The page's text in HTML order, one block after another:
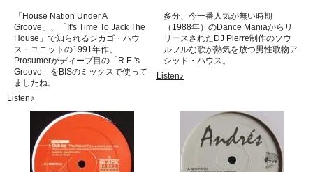
「House Nation Under A
Groove」、「It's Time To Jack The
House」で知られるシカゴ・ハウ
ス・ユニットの1991年作。
Prosumerがディープ目の「R.E.'s
Groove」をBISのミックスで使って
ましたね。
Listen♪
多分、今一番人気が無い時期
（1988年）のDance Maniaからリ
リースされたDJ Pierre制作のソウ
ルフルな歌が熱気を放つ男性歌物ア
シッド・ハウス。
Listen♪